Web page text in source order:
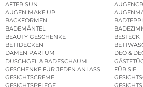
AFTER SUN
AUGEN MAKE UP
BACKFORMEN
BADEMÄNTEL
BEAUTY GESCHENKE
BESTECK
BETTDECKEN
DAMEN PARFUM
DEO &
DUSCHGEL & BADESCHAUM
GESCHENKE FÜR JEDEN ANLASS
FÜR SIE
GESICHTSCREME